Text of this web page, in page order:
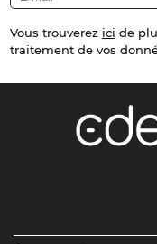
Vous trouverez ici de
traitement de vos